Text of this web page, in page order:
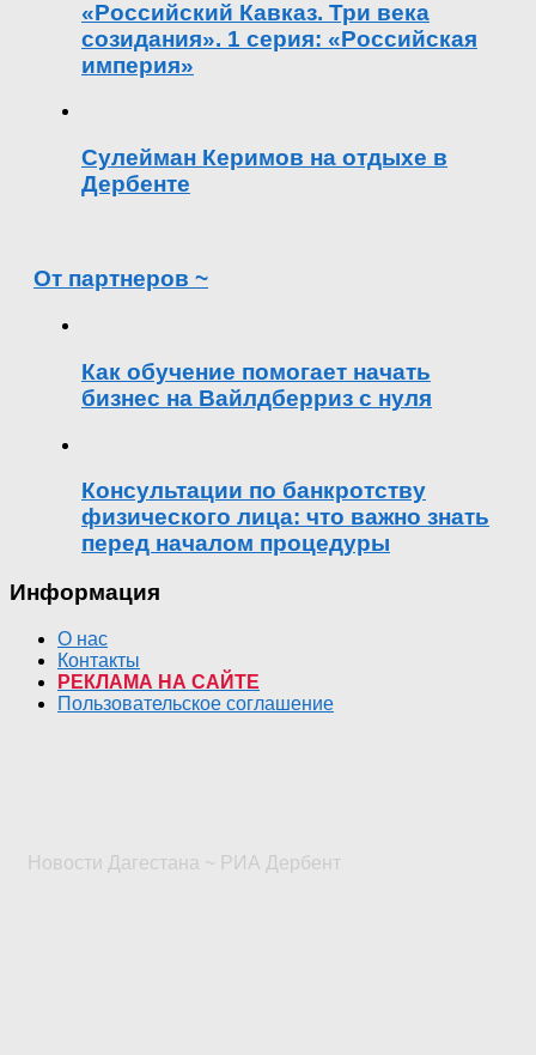
«Российский Кавказ. Три века
созидания». 1 серия: «Российская
империя»
Сулейман Керимов на отдыхе в
Дербенте
От партнеров ~
Как обучение помогает начать
бизнес на Вайлдберриз с нуля
Консультации по банкротству
физического лица: что важно знать
перед началом процедуры
Информация
О нас
Контакты
РЕКЛАМА НА САЙТЕ
Пользовательское соглашение
Новости Дагестана ~ РИА Дербент